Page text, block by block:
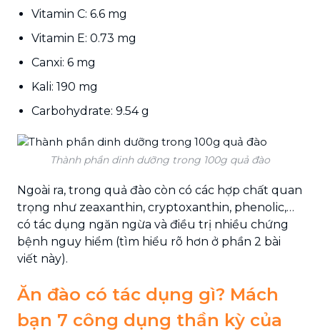
Vitamin C: 6.6 mg
Vitamin E: 0.73 mg
Canxi: 6 mg
Kali: 190 mg
Carbohydrate: 9.54 g
Thành phần dinh dưỡng trong 100g quả đào
Ngoài ra, trong quả đào còn có các hợp chất quan
trọng như zeaxanthin, cryptoxanthin, phenolic,…
có tác dụng ngăn ngừa và điều trị nhiều chứng
bệnh nguy hiểm (tìm hiểu rõ hơn ở phần 2 bài
viết này).
Ăn đào có tác dụng gì? Mách
bạn 7 công dụng thần kỳ của